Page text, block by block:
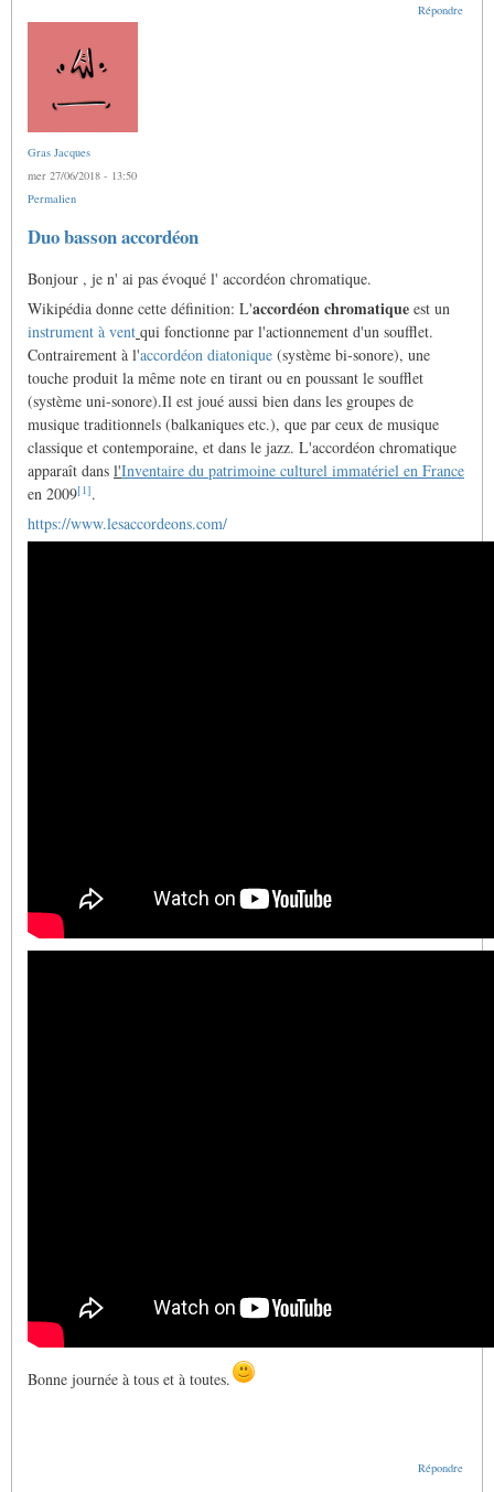
Répondre
Gras Jacques
mer 27/06/2018 - 13:50
Permalien
Duo basson accordéon
Bonjour , je n' ai pas évoqué l' accordéon chromatique.
Wikipédia donne cette définition: L'accordéon chromatique est un
instrument à vent qui fonctionne par l'actionnement d'un soufflet.
Contrairement à l'accordéon diatonique (système bi-sonore), une
touche produit la même note en tirant ou en poussant le soufflet
(système uni-sonore).Il est joué aussi bien dans les groupes de
musique traditionnels (balkaniques etc.), que par ceux de musique
classique et contemporaine, et dans le jazz. L'accordéon chromatique
apparaît dans l'Inventaire du patrimoine culturel immatériel en France
en 2009[1].
https://www.lesaccordeons.com/
Bonne journée à tous et à toutes.
Répondre